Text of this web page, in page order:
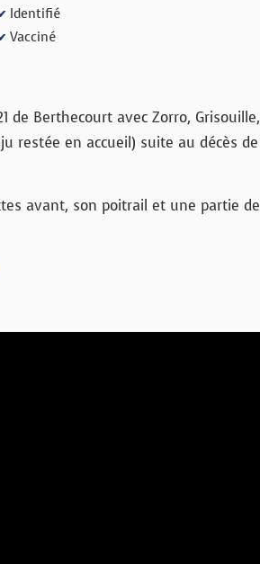
Identifié
Vacciné
de Berthecourt avec Zorro, Grisouille,
restée en accueil) suite au décès de
avant, son poitrail et une partie de